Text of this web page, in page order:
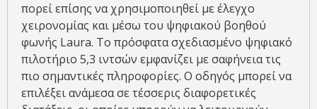
πορεί επίσης να χρησιμοποιηθεί με έλεγχο
χειρονομίας και μέσω του ψηφιακού βοηθού
φωνής Laura. Το πρόσφατα σχεδιασμένο ψηφιακό
πιλοτήριο 5,3 ιντσών εμφανίζει με σαφήνεια τις
πιο σημαντικές πληροφορίες. Ο οδηγός μπορεί να
επιλέξει ανάμεσα σε τέσσερις διαφορετικές